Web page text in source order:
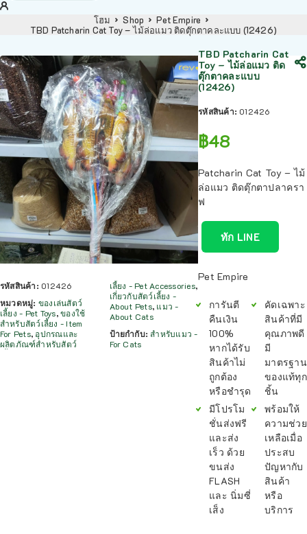
โฮม Shop
Pet Empire
TBD Patcharin Cat Toy – ไม้ล่อแมว ติดตุ๊กตาคละแบบ (12426)
รหัสสินค้า: 012426
หมวดหมู่: ของเล่นสัตว์
เลี้ยง - Pet Toys,ของใช้
สำหรับสัตว์เลี้ยง - Item
For Pets, อุปกรณและ
ผลิตภัณฑ์สำหรับสัตว์
เลี้ยง - Pet Accessories,
เกี่ยวกับสัตว์เลี้ยง -
About Pets, แมว -
About Cats
ป้ายกำกับ:สำหรับแมว -
For Cats
TBD Patcharin Cat
Toy – ไม้ล่อแมว ติด
ตุ๊กตาคละแบบ
(12426)
รหัสสินค้า: 012426
฿48
Patcharin Cat Toy – ไม้
ล่อแมว ติดตุ๊กตาปลาครา
ฟ
ทัก LINE
Pet Empire
การันตี
คืนเงิน
100%
หากได้รับ
สินค้าไม่
ถูกต้อง
หรือชำรุด
มีโปรโม
ชั่นส่งฟรี
และส่ง
เร็ว ด้วย
ขนส่ง
FLASH
และ นิ่มซี่
เส็ง
คัดเฉพาะ
สินค้าที่มี
คุณภาพดี
มี
มาตรฐาน
ของแท้ทุก
ชิ้น
พร้อมให้
ความช่วย
เหลือเมื่อ
ประสบ
ปัญหากับ
สินค้า
หรือ
บริการ